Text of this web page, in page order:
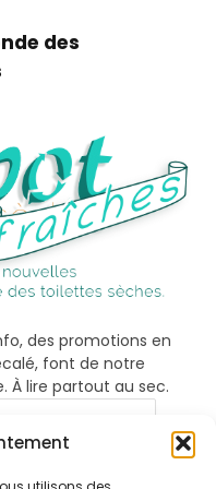
des
des promotions en
font de notre
À lire partout au sec.